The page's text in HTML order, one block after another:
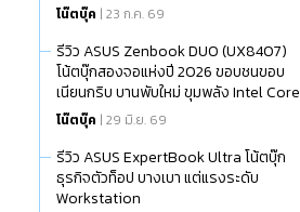
โน๊ตบุ๊ค | 23 ก.ค. 69
รีวิว ASUS Zenbook DUO (UX8407)
โน้ตบุ๊กสองจอแห่งปี 2026 ขอบชนขอบ
เนียนกริบ บานพับใหม่ ขุมพลัง Intel Core
Ultra (Series 3)
โน๊ตบุ๊ค | 29 มิ.ย. 69
รีวิว ASUS ExpertBook Ultra โน้ตบุ๊ก
ธุรกิจตัวท็อป บางเบา แต่แรงระดับ
Workstation